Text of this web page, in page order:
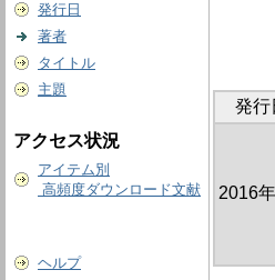
発行日
著者
タイトル
主題
アクセス状況
アイテム別
高頻度ダウンロード文献
ヘルプ
発行
2016